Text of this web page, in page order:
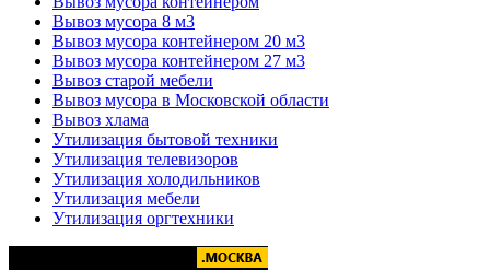
Вывоз мусора 8 м3
Вывоз мусора контейнером 20 м3
Вывоз мусора контейнером 27 м3
Вывоз старой мебели
Вывоз мусора в Московской области
Вывоз хлама
Утилизация бытовой техники
Утилизация телевизоров
Утилизация холодильников
Утилизация мебели
Утилизация оргтехники